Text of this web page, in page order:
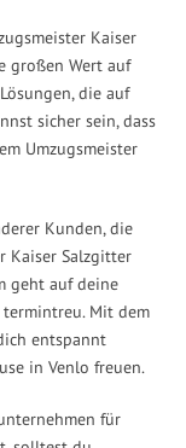
Kaiser
großen Wert auf
die auf
sicher sein, dass
Umzugsmeister
Kunden, die
Kaiser Salzgitter
geht auf deine
Mit dem
entspannt
in Venlo freuen.
für